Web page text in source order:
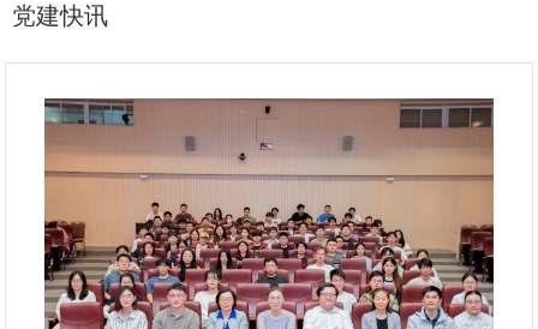
党建快讯